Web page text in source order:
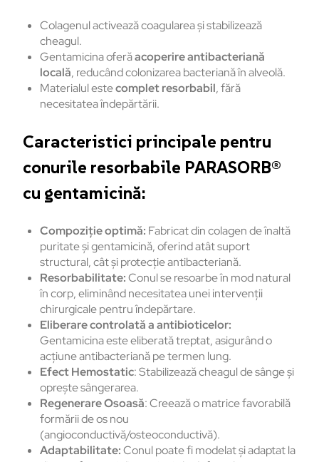
Colagenul activează coagularea și stabilizează
cheagul.
Gentamicina oferăacoperire antibacteriană
locală, reducând colonizarea bacteriană în alveolă.
Materialul estecomplet resorbabil, fără
necesitatea îndepărtării.
Caracteristici principale pentru
conurile resorbabile PARASORB®
cu gentamicină:
Compoziție optimă: Fabricat din colagen de înaltă
puritate și gentamicină, oferind atât suport
structural, cât și protecție antibacteriană.
Resorbabilitate:Conul se resoarbe în mod natural
în corp, eliminând necesitatea unei intervenții
chirurgicale pentru îndepărtare.
Eliberare controlată a antibioticelor:
Gentamicina este eliberată treptat, asigurând o
acțiune antibacteriană pe termen lung.
Efect Hemostatic: Stabilizează cheagul de sânge și
oprește sângerarea.
Regenerare Osoasă: Creează o matrice favorabilă
formării de os nou
(angioconductivă/osteoconductivă).
Adaptabilitate:Conul poate fi modelat și adaptat la